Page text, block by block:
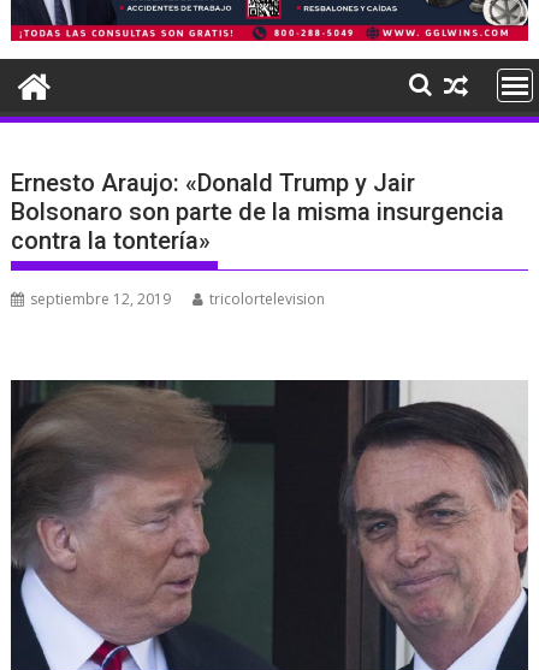
Ernesto Araujo: «Donald Trump y Jair
Bolsonaro son parte de la misma insurgencia
contra la tontería»
septiembre 12, 2019 tricolortelevision